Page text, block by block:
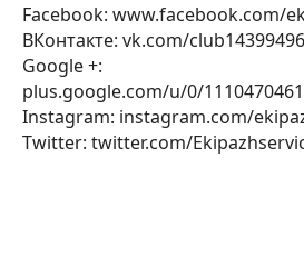
Facebook: www.facebook.com/
ВКонтакте: vk.com/club14399496
Google +:
plus.google.com/u/0/
Instagram: instagram.com/
Twitter: twitter.com/